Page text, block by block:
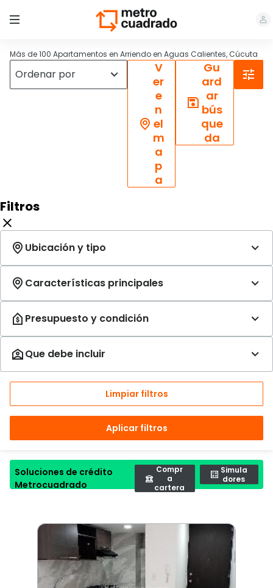
Más de 100 Apartamentos en Arriendo en Aguas Calientes, Cúcuta
V
er
e
n
el
m
a
p
a
Gu
ard
ar
bús
que
da
Filtros
Limpiar filtros
Aplicar filtros
Soluciones de crédito
Metrocuadrado
Compr
a
cartera
Simula
dores